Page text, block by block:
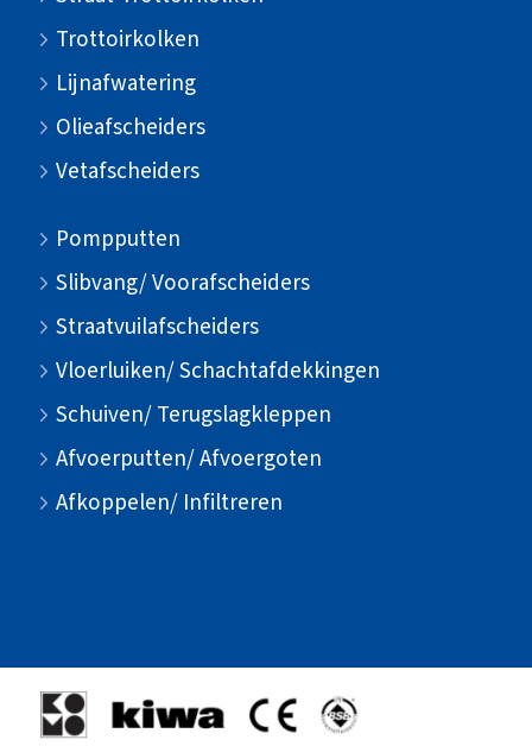
Trottoirkolken
Lijnafwatering
Olieafscheiders
Vetafscheiders
Pompputten
Slibvang/ Voorafscheiders
Straatvuilafscheiders
Vloerluiken/ Schachtafdekkingen
Schuiven/ Terugslagkleppen
Afvoerputten/ Afvoergoten
Afkoppelen/ Infiltreren